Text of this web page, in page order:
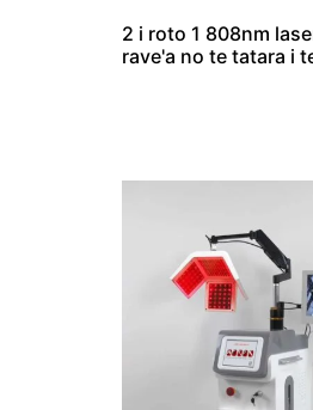
2 i roto 1 808nm
rave'a no te tatara i